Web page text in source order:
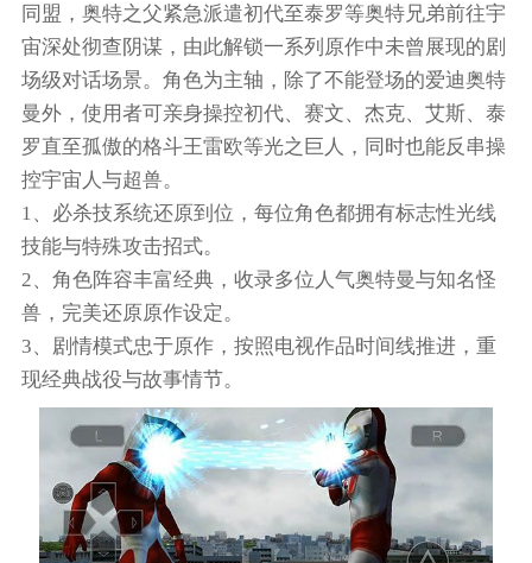
同盟，奥特之父紧急派遣初代至泰罗等奥特兄弟前往宇
宙深处彻查阴谋，由此解锁一系列原作中未曾展现的剧
场级对话场景。角色为主轴，除了不能登场的爱迪奥特
曼外，使用者可亲身操控初代、赛文、杰克、艾斯、泰
罗直至孤傲的格斗王雷欧等光之巨人，同时也能反串操
控宇宙人与超兽。
1、必杀技系统还原到位，每位角色都拥有标志性光线
技能与特殊攻击招式。
2、角色阵容丰富经典，收录多位人气奥特曼与知名怪
兽，完美还原原作设定。
3、剧情模式忠于原作，按照电视作品时间线推进，重
现经典战役与故事情节。